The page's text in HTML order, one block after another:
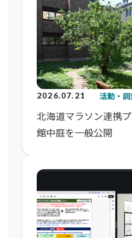
2026.07.21 活動・
北海道マラソン連携
館中庭を一般公開